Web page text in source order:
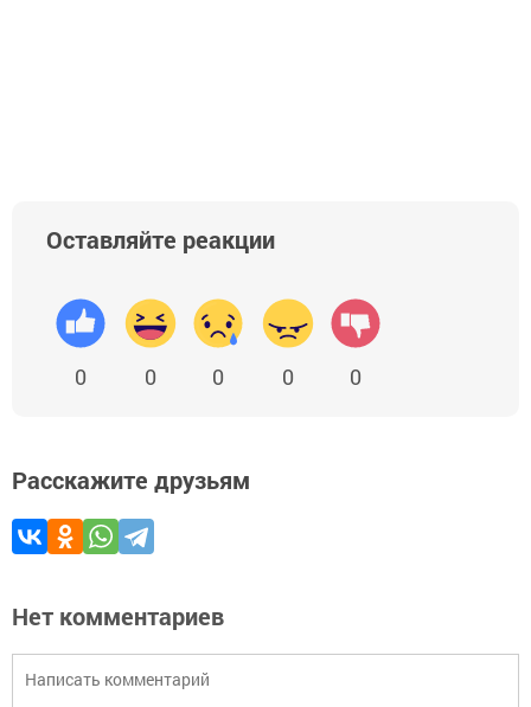
Оставляйте реакции
0 0 0 0 0
Расскажите друзьям
Нет комментариев